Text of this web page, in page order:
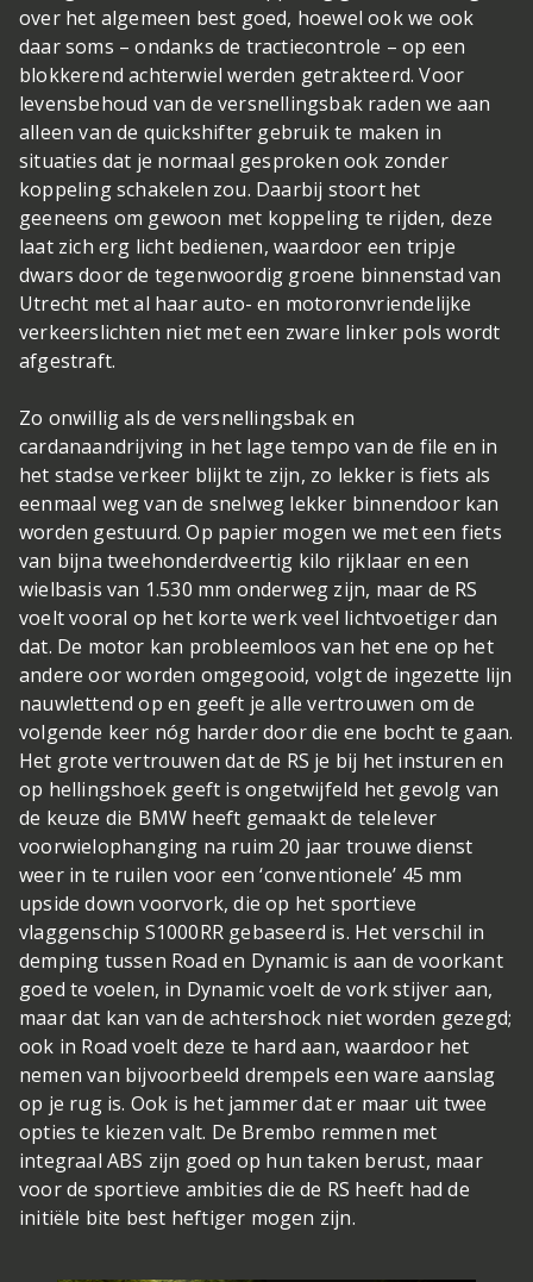
over het algemeen best goed, hoewel ook we ook
daar soms – ondanks de tractiecontrole – op een
blokkerend achterwiel werden getrakteerd. Voor
levensbehoud van de versnellingsbak raden we aan
alleen van de quickshifter gebruik te maken in
situaties dat je normaal gesproken ook zonder
koppeling schakelen zou. Daarbij stoort het
geeneens om gewoon met koppeling te rijden, deze
laat zich erg licht bedienen, waardoor een tripje
dwars door de tegenwoordig groene binnenstad van
Utrecht met al haar auto- en motoronvriendelijke
verkeerslichten niet met een zware linker pols wordt
afgestraft.
Zo onwillig als de versnellingsbak en
cardanaandrijving in het lage tempo van de file en in
het stadse verkeer blijkt te zijn, zo lekker is fiets als
eenmaal weg van de snelweg lekker binnendoor kan
worden gestuurd. Op papier mogen we met een fiets
van bijna tweehonderdveertig kilo rijklaar en een
wielbasis van 1.530 mm onderweg zijn, maar de RS
voelt vooral op het korte werk veel lichtvoetiger dan
dat. De motor kan probleemloos van het ene op het
andere oor worden omgegooid, volgt de ingezette lijn
nauwlettend op en geeft je alle vertrouwen om de
volgende keer nóg harder door die ene bocht te gaan.
Het grote vertrouwen dat de RS je bij het insturen en
op hellingshoek geeft is ongetwijfeld het gevolg van
de keuze die BMW heeft gemaakt de telelever
voorwielophanging na ruim 20 jaar trouwe dienst
weer in te ruilen voor een ‘conventionele’ 45 mm
upside down voorvork, die op het sportieve
vlaggenschip S1000RR gebaseerd is. Het verschil in
demping tussen Road en Dynamic is aan de voorkant
goed te voelen, in Dynamic voelt de vork stijver aan,
maar dat kan van de achtershock niet worden gezegd;
ook in Road voelt deze te hard aan, waardoor het
nemen van bijvoorbeeld drempels een ware aanslag
op je rug is. Ook is het jammer dat er maar uit twee
opties te kiezen valt. De Brembo remmen met
integraal ABS zijn goed op hun taken berust, maar
voor de sportieve ambities die de RS heeft had de
initiële bite best heftiger mogen zijn.